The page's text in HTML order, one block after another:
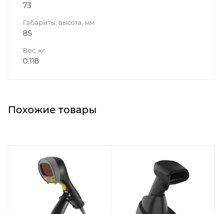
73
Габариты, высота, мм
85
Вес, кг
0.118
Похожие товары